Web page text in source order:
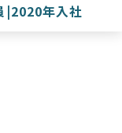
|2020年入社